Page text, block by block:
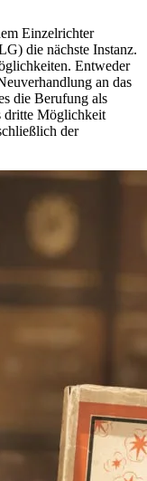
Einzelrichter
die nächste Instanz.
Entweder
an das
die Berufung als
dritte Möglichkeit
der